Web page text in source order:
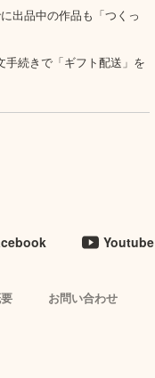
出品中の作品も「つくっ
続きで「ギフト配送」を
Youtube
お問い合わせ